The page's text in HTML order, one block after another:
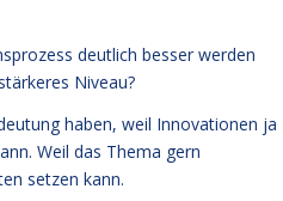
deutlich besser werden
Niveau?
haben, weil Innovationen ja
Weil das Thema gern
setzen kann.